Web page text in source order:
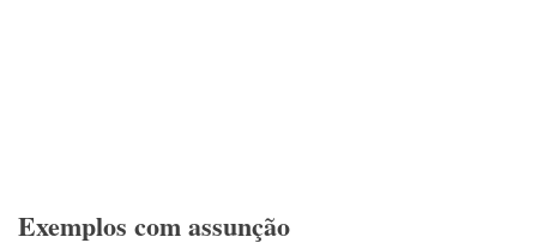
Exemplos com assunção